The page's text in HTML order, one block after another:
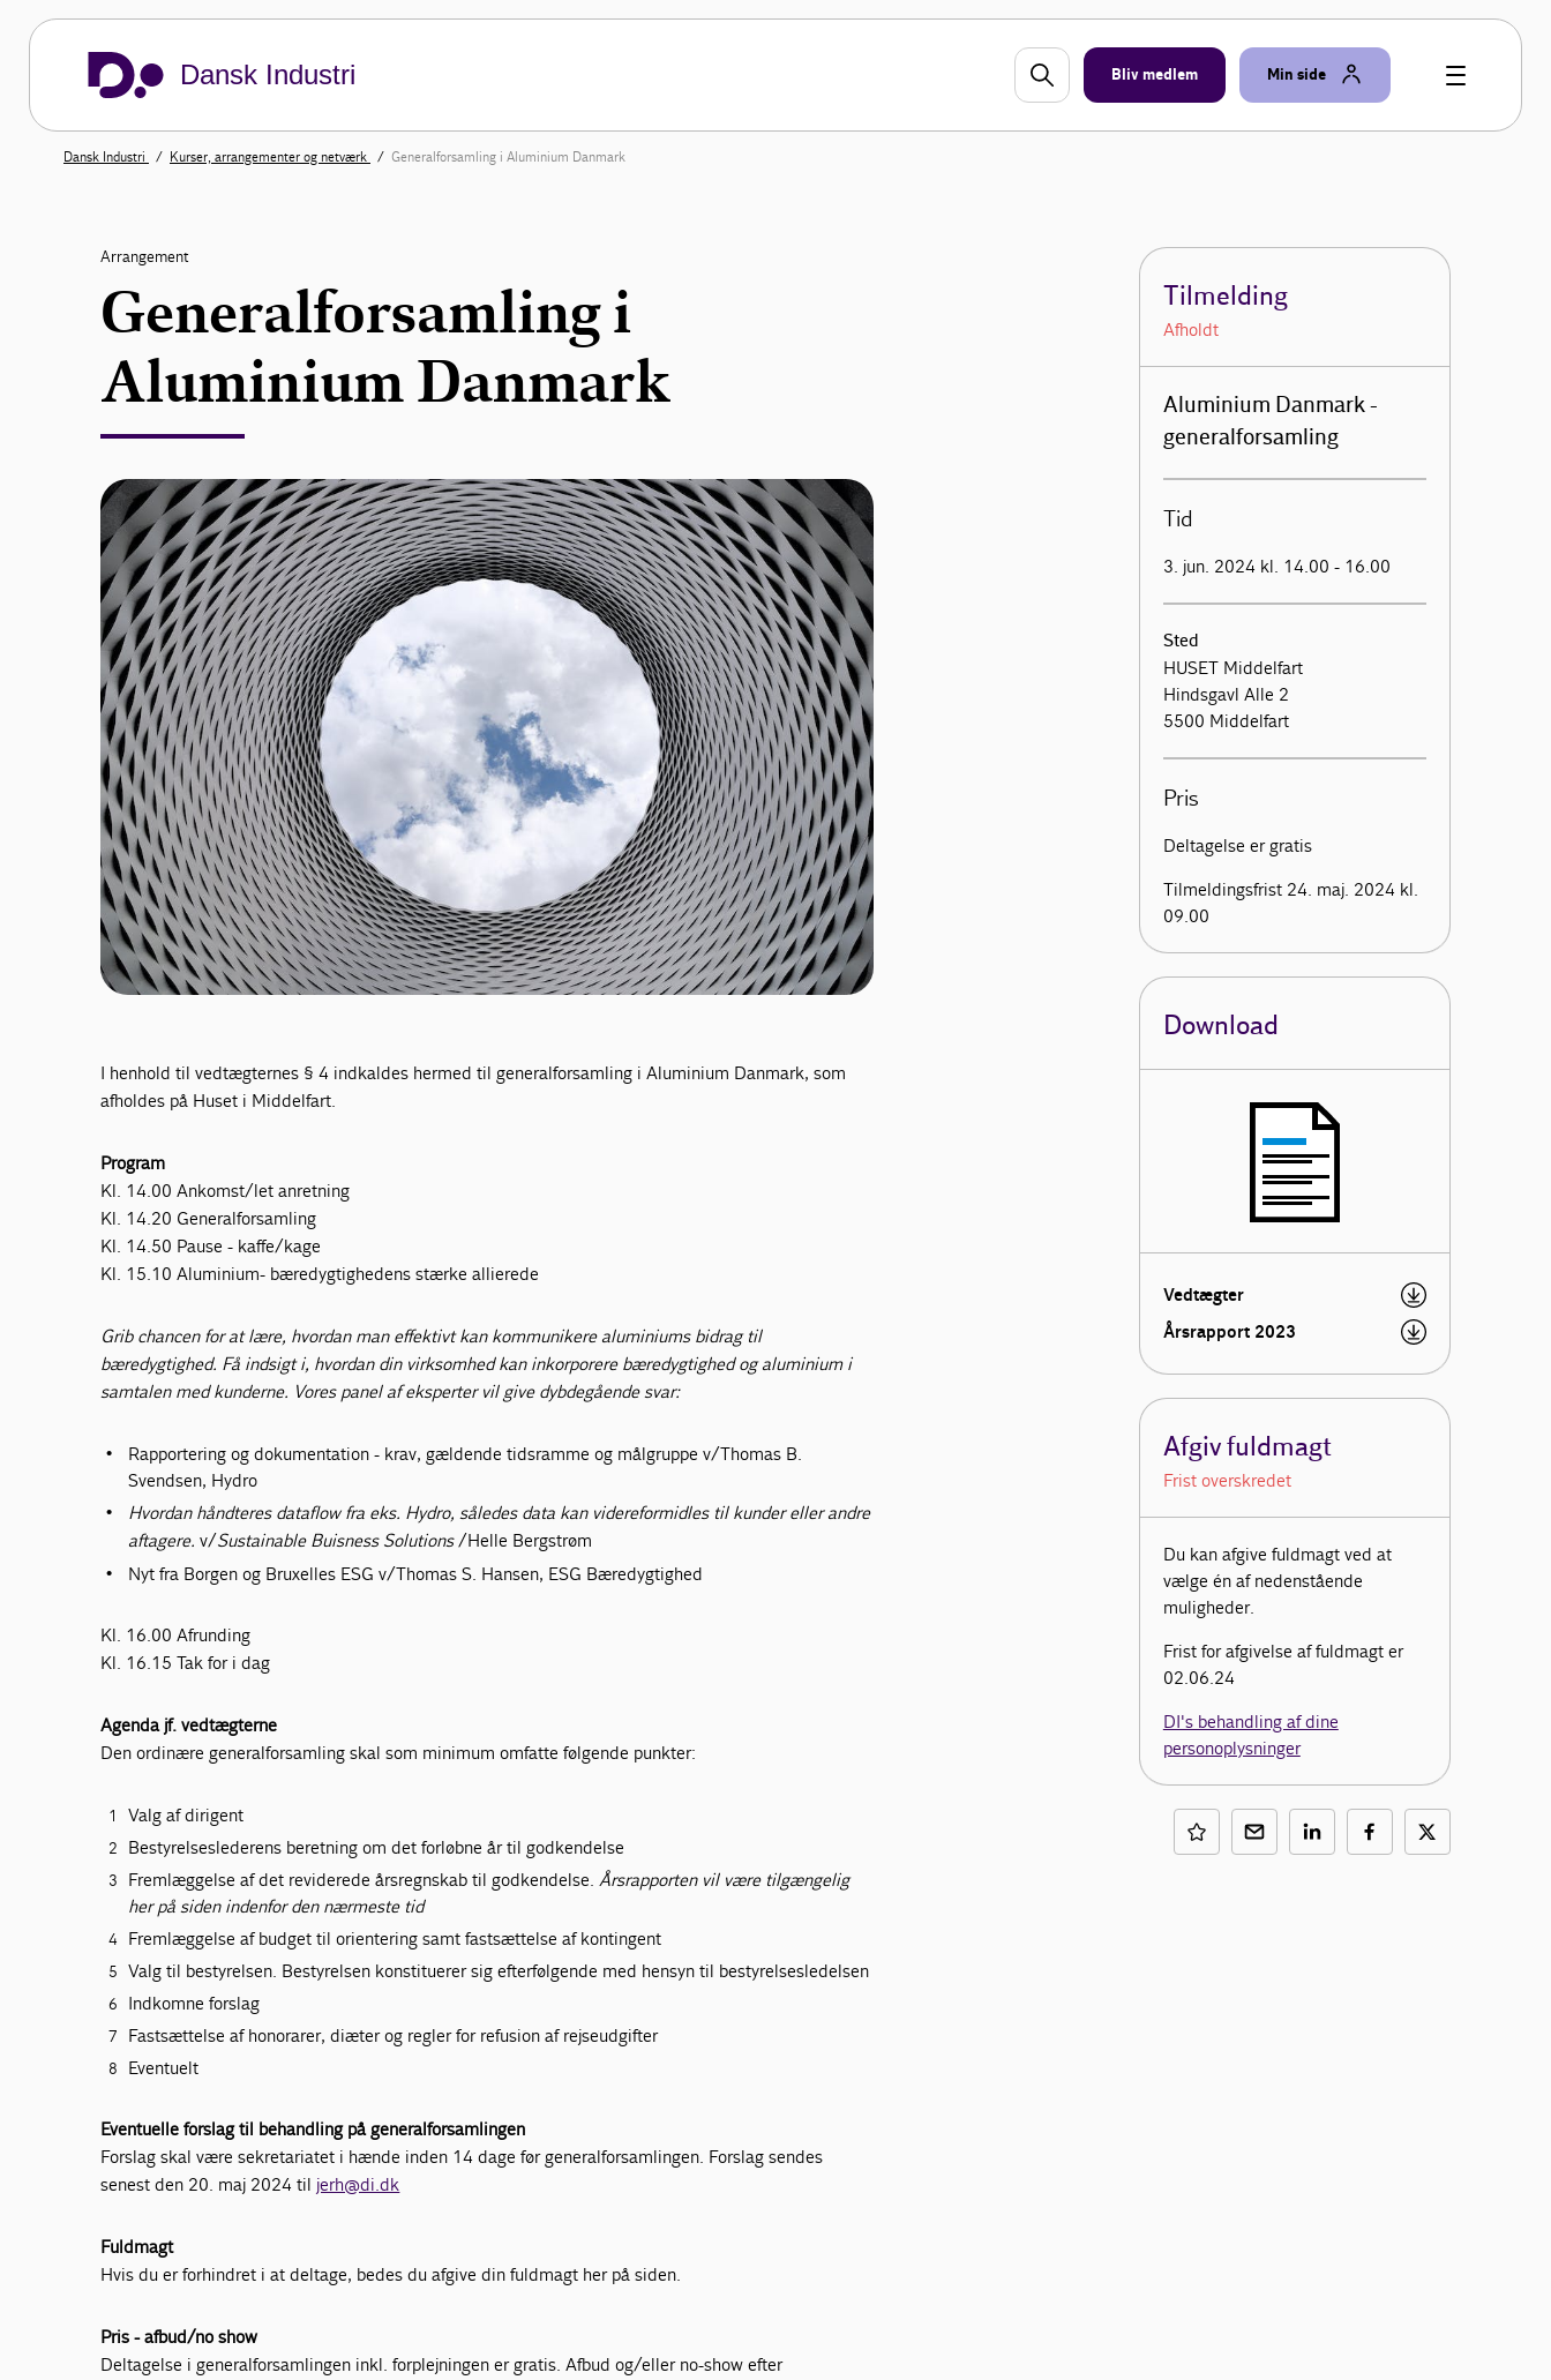
Dansk Industri Bliv medlem Min side
Dansk Industri Kurser, arrangementer og netværk Generalforsamling i Aluminium Danmark
Arrangement
Generalforsamling i
Aluminium Danmark
I henhold til vedtægternes § 4 indkaldes hermed til generalforsamling i Aluminium Danmark, som
afholdes på Huset i Middelfart.
Program
Kl. 14.00 Ankomst/let anretning
Kl. 14.20 Generalforsamling
Kl. 14.50 Pause - kaffe/kage
Kl. 15.10 Aluminium- bæredygtighedens stærke allierede
Grib chancen for at lære, hvordan man effektivt kan kommunikere aluminiums bidrag til
bæredygtighed. Få indsigt i, hvordan din virksomhed kan inkorporere bæredygtighed og aluminium i
samtalen med kunderne. Vores panel af eksperter vil give dybdegående svar:
Rapportering og dokumentation - krav, gældende tidsramme og målgruppe v/Thomas B.
Svendsen, Hydro
Hvordan håndteres dataflow fra eks. Hydro, således data kan videreformidles til kunder eller andre
aftagere.v/Sustainable Buisness Solutions/Helle Bergstrøm
Nyt fra Borgen og Bruxelles ESG v/Thomas S. Hansen, ESG Bæredygtighed
Kl. 16.00 Afrunding
Kl. 16.15 Tak for i dag
Agenda jf. vedtægterne
Den ordinære generalforsamling skal som minimum omfatte følgende punkter:
Valg af dirigent
Bestyrelseslederens beretning om det forløbne år til godkendelse
Fremlæggelse af det reviderede årsregnskab til godkendelse.Årsrapporten vil være tilgængelig
her på siden indenfor den nærmeste tid
Fremlæggelse af budget til orientering samt fastsættelse af kontingent
Valg til bestyrelsen. Bestyrelsen konstituerer sig efterfølgende med hensyn til bestyrelsesledelsen
Indkomne forslag
Fastsættelse af honorarer, diæter og regler for refusion af rejseudgifter
Eventuelt
Eventuelle forslag til behandling på generalforsamlingen
Forslag skal være sekretariatet i hænde inden 14 dage før generalforsamlingen. Forslag sendes
senest den 20. maj 2024 til jerh@di.dk
Fuldmagt
Hvis du er forhindret i at deltage, bedes du afgive din fuldmagt her på siden.
Pris - afbud/no show
Deltagelse i generalforsamlingen inkl. forplejningen er gratis. Afbud og/eller no-show efter
Tilmelding
Afholdt
Aluminium Danmark -
generalforsamling
Tid
3. jun. 2024 kl. 14.00 - 16.00
Sted
HUSET Middelfart
Hindsgavl Alle 2
5500 Middelfart
Pris
Deltagelse er gratis
Tilmeldingsfrist 24. maj. 2024 kl.
09.00
Download
Vedtægter
Årsrapport 2023
Afgiv fuldmagt
Frist overskredet
Du kan afgive fuldmagt ved at
vælge én af nedenstående
muligheder.
Frist for afgivelse af fuldmagt er
02.06.24
DI's behandling af dine
personoplysninger